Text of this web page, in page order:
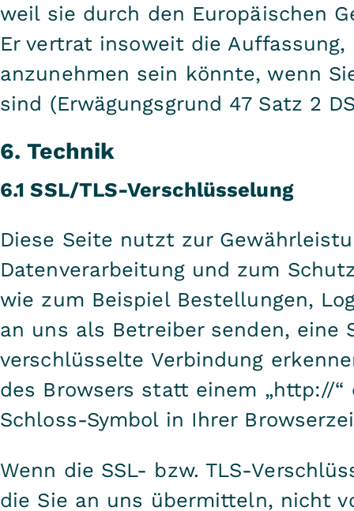
weil sie durch den Europäischen
Er vertrat insoweit die
anzunehmen sein könnte, wenn
sind (Erwägungsgrund 47 Satz 2
6. Technik
6.1 SSL/TLS-Verschlüsselung
Diese Seite nutzt zur
Datenverarbeitung und zum
wie zum Beispiel Bestellungen,
an uns als Betreiber senden, eine
verschlüsselte Verbindung
des Browsers statt einem „http://
Schloss-Symbol in Ihrer
Wenn die SSL- bzw. TLS-
die Sie an uns übermitteln, nicht